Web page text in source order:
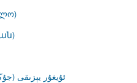
ئۇيغۇر يېزىقى